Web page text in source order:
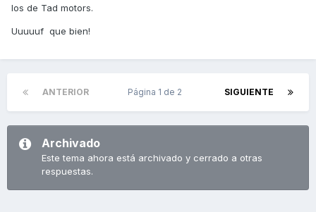
los de Tad motors.
Uuuuuf que bien!
ANTERIOR SIGUIENTE
Página 1 de 2
Archivado
Este tema ahora está archivado y cerrado a otras
respuestas.